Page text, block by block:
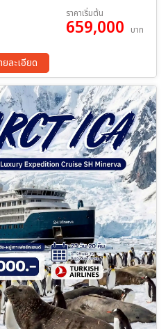
Peninsula) - **** ท่องขั้ว
ทาง **** - 16 ของการเดินทาง (07
ราคาเริ่มต้น
659,000 บาท
ยละเอียด